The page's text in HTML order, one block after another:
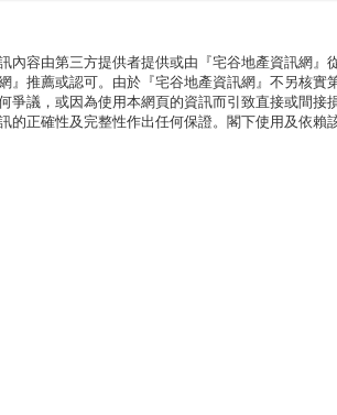
內容由第三方提供者提供或由『宅谷地產資訊網
推薦或認可。由於『宅谷地產資訊網』不另核實
議，或因為使用本網頁的資訊而引致直接或間接
正確性及完整性作出任何保證。閣下使用及依賴